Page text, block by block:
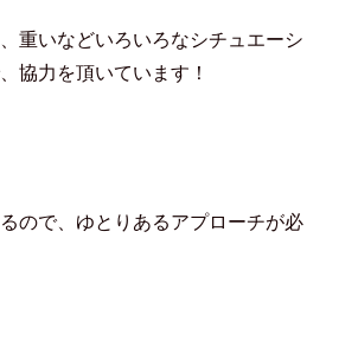
重いなどいろいろなシチュエーシ
協力を頂いています！
ので、ゆとりあるアプローチが必